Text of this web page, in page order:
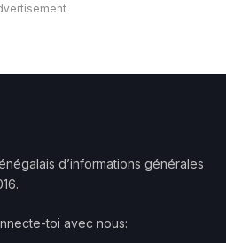
d’informations générales
toi avec nous: